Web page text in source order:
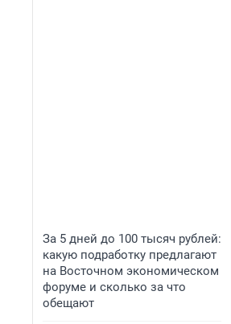
За 5 дней до 100 тысяч рублей:
какую подработку предлагают
на Восточном экономическом
форуме и сколько за что
обещают